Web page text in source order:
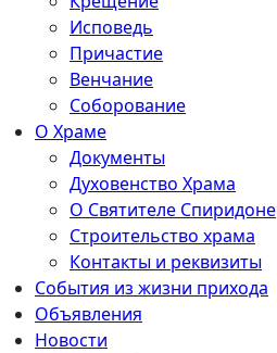
Исповедь
Причастие
Венчание
Соборование
О Храме
Документы
Духовенство Храма
О Святителе Спиридоне
Строительство храма
Контакты и реквизиты
События из жизни прихода
Объявления
Новости